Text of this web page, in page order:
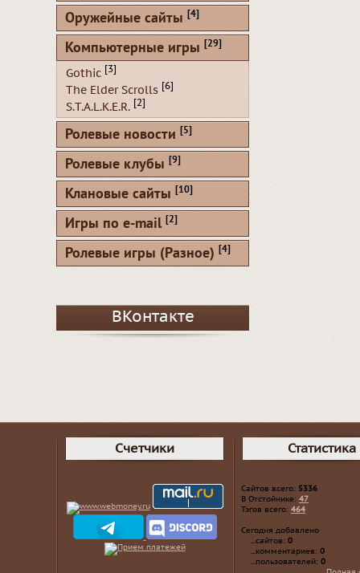
Оружейные сайты [4]
Компьютерные игры [29]
Gothic [3]
The Elder Scrolls [6]
S.T.A.L.K.E.R. [2]
Ролевые новости [5]
Ролевые клубы [9]
Клановые сайты [10]
Игры по e-mail [2]
Ролевые игры (Разное) [4]
ВКонтакте
Счетчики Статистика
Сайтов всего: 5336
В Отстойнике: 47
Тэгов всего: 464
Сегодня добавлено
...сайтов: 0
...комментариев: 0
...пользователей: 0